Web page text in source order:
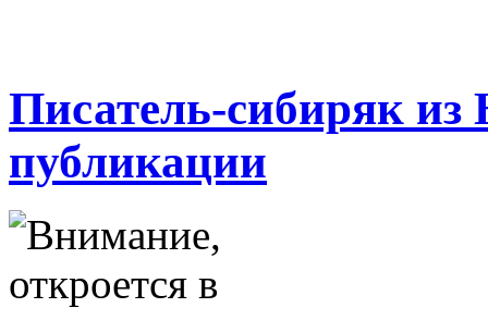
Писатель-сибиряк из
публикации